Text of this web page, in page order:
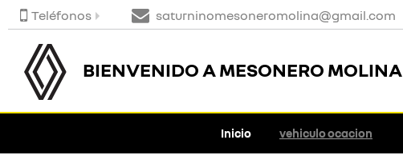
Teléfonos saturninomesoneromolina@gmail.com
BIENVENIDO A MESONERO MOLINA
Inicio vehiculo ocacion